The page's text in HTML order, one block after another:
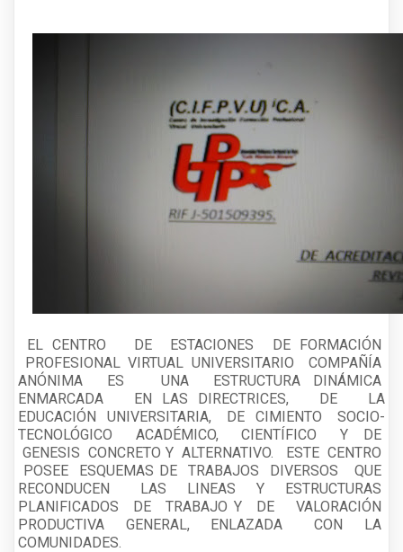
EL CENTRO DE ESTACIONES DE FORMACIÓN
PROFESIONAL VIRTUAL UNIVERSITARIO COMPAÑÍA
ANÓNIMA ES UNA ESTRUCTURA DINÁMICA
ENMARCADA EN LAS DIRECTRICES, DE LA
EDUCACIÓN UNIVERSITARIA, DE CIMIENTO SOCIO-
TECNOLÓGICO ACADÉMICO, CIENTÍFICO Y DE
GENESIS CONCRETO Y ALTERNATIVO. ESTE CENTRO
POSEE ESQUEMAS DE TRABAJOS DIVERSOS QUE
RECONDUCEN LAS LINEAS Y ESTRUCTURAS
PLANIFICADOS DE TRABAJO Y DE VALORACIÓN
PRODUCTIVA GENERAL, ENLAZADA CON LA
COMUNIDADES.